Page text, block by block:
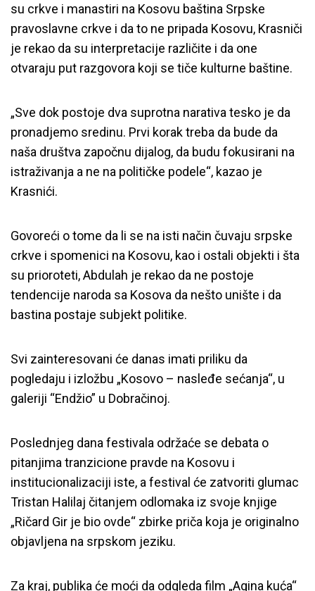
su crkve i manastiri na Kosovu baština Srpske
pravoslavne crkve i da to ne pripada Kosovu, Krasniči
je rekao da su interpretacije različite i da one
otvaraju put razgovora koji se tiče kulturne baštine.
„Sve dok postoje dva suprotna narativa tesko je da
pronadjemo sredinu. Prvi korak treba da bude da
naša društva započnu dijalog, da budu fokusirani na
istraživanja a ne na političke podele“, kazao je
Krasnići.
Govoreći o tome da li se na isti način čuvaju srpske
crkve i spomenici na Kosovu, kao i ostali objekti i šta
su prioroteti, Abdulah je rekao da ne postoje
tendencije naroda sa Kosova da nešto unište i da
bastina postaje subjekt politike.
Svi zainteresovani će danas imati priliku da
pogledaju i izložbu „Kosovo – nasleđe sećanja“, u
galeriji “Endžio” u Dobračinoj.
Poslednjeg dana festivala održaće se debata o
pitanjima tranzicione pravde na Kosovu i
institucionalizaciji iste, a festival će zatvoriti glumac
Tristan Halilaj čitanjem odlomaka iz svoje knjige
„Ričard Gir je bio ovde“ zbirke priča koja je originalno
objavljena na srpskom jeziku.
Za kraj, publika će moći da odgleda film „Agina kuća“